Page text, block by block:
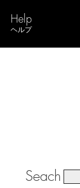
Help
ヘルプ
Seach